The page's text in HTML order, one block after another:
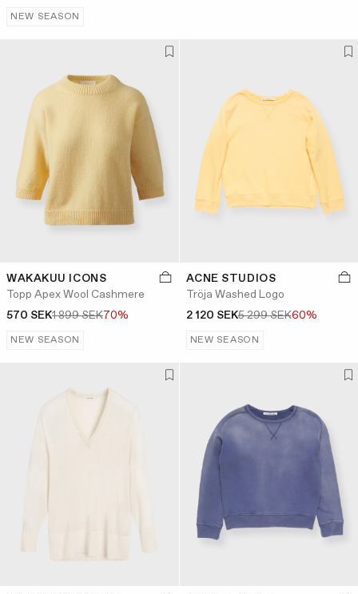
NEW SEASON
WAKAKUU ICONS
Topp Apex Wool Cashmere
570 SEK1 899 SEK70%
NEW SEASON
ACNE STUDIOS
Tröja Washed Logo
2 120 SEK5 299 SEK60%
NEW SEASON